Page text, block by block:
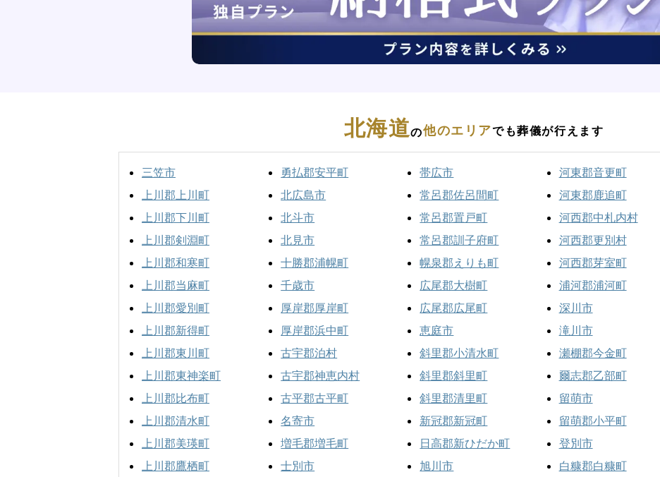
北海道の他のエリアでも葬儀が行えます
三笠市
上川郡上川町
上川郡下川町
上川郡剣淵町
上川郡和寒町
上川郡当麻町
上川郡愛別町
上川郡新得町
上川郡東川町
上川郡東神楽町
上川郡比布町
上川郡清水町
上川郡美瑛町
上川郡鷹栖町
勇払郡安平町
北広島市
北斗市
北見市
十勝郡浦幌町
千歳市
厚岸郡厚岸町
厚岸郡浜中町
古宇郡泊村
古宇郡神恵内村
古平郡古平町
名寄市
増毛郡増毛町
士別市
帯広市
常呂郡佐呂間町
常呂郡置戸町
常呂郡訓子府町
幌泉郡えりも町
広尾郡大樹町
広尾郡広尾町
恵庭市
斜里郡小清水町
斜里郡斜里町
斜里郡清里町
新冠郡新冠町
日高郡新ひだか町
旭川市
河東郡音更町
河東郡鹿追町
河西郡中札内村
河西郡更別村
河西郡芽室町
浦河郡浦河町
深川市
滝川市
瀬棚郡今金町
爾志郡乙部町
留萌市
留萌郡小平町
登別市
白糠郡白糠町